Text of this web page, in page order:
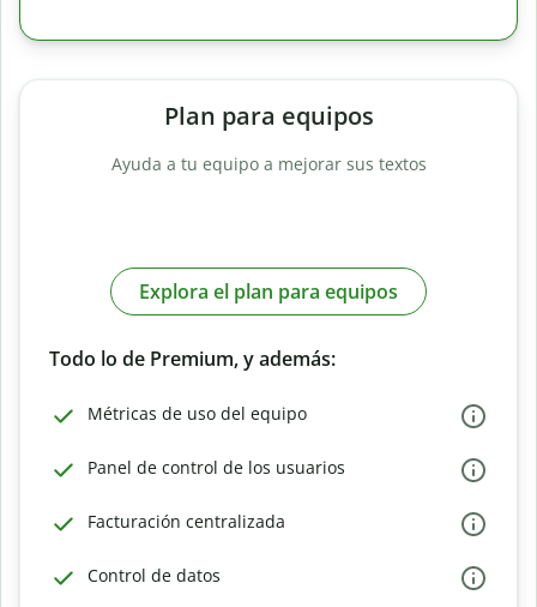
Plan para equipos
Ayuda a tu equipo a mejorar sus textos
Explora el plan para equipos
Todo lo de Premium, y además:
Métricas de uso del equipo
Panel de control de los usuarios
Facturación centralizada
Control de datos